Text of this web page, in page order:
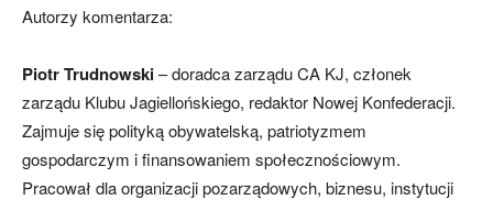
Autorzy komentarza:
Piotr Trudnowski– doradca zarządu CA KJ, członek
zarządu Klubu Jagiellońskiego, redaktor Nowej Konfederacji.
Zajmuje się polityką obywatelską, patriotyzmem
gospodarczym i finansowaniem społecznościowym.
Pracował dla organizacji pozarządowych, biznesu, instytucji